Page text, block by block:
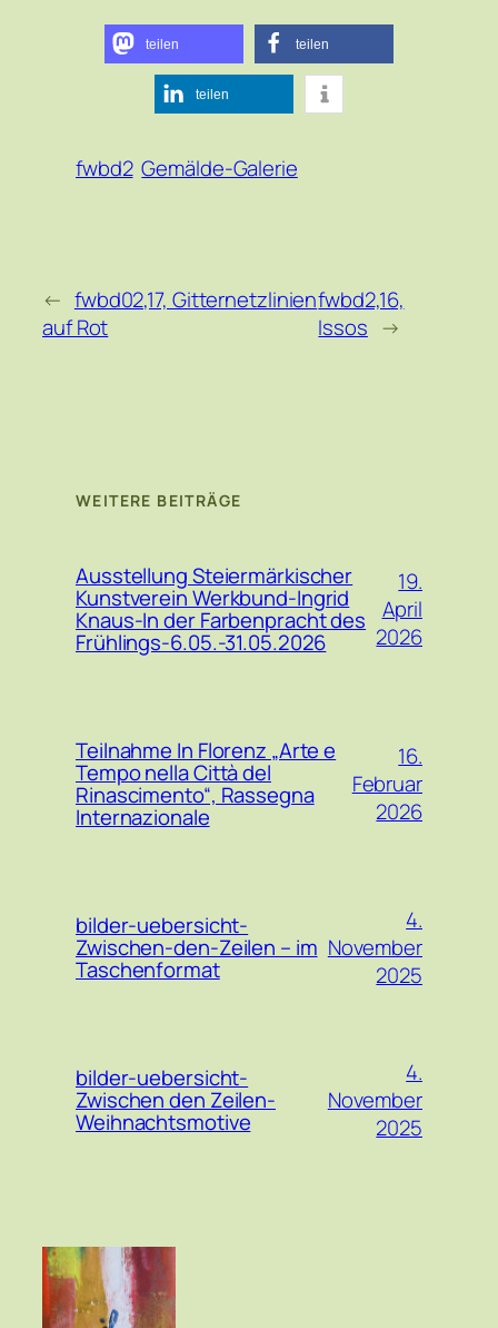
teilen teilen
teilen
fwbd2 Gemälde-Galerie
← fwbd02,17, Gitternetzlinien
auf Rot
fwbd2,16,
Issos →
WEITERE BEITRÄGE
Ausstellung Steiermärkischer
Kunstverein Werkbund-Ingrid
Knaus-In der Farbenpracht des
Frühlings-6.05.-31.05.2026
19.
April
2026
Teilnahme In Florenz „Arte e
Tempo nella Città del
Rinascimento“, Rassegna
Internazionale
16.
Februar
2026
bilder-uebersicht-
Zwischen-den-Zeilen – im
Taschenformat
4.
November
2025
bilder-uebersicht-
Zwischen den Zeilen-
Weihnachtsmotive
4.
November
2025